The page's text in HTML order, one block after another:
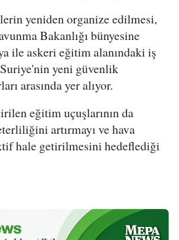
yeniden organize edilmesi,
Bakanlığı bünyesine
ile askeri eğitim alanındaki iş
yeni güvenlik
arasında yer alıyor.
eğitim uçuşlarının da
artırmayı ve hava
hale getirilmesini hedeflediği